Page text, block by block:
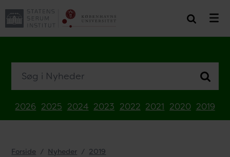
2026 2025 2024 2023 2022 2021 2020 2019
Forside Nyheder
2019